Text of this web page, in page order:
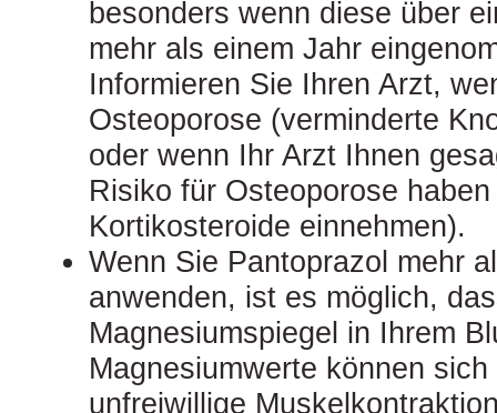
besonders wenn diese über
mehr als einem Jahr
Informieren Sie Ihren Arzt,
Osteoporose (verminderte
oder wenn Ihr Arzt Ihnen
Risiko für Osteoporose
Kortikosteroide einnehmen).
Wenn Sie Pantoprazol mehr
anwenden, ist es möglich,
Magnesiumspiegel in Ihrem
Magnesiumwerte können
unfreiwillige